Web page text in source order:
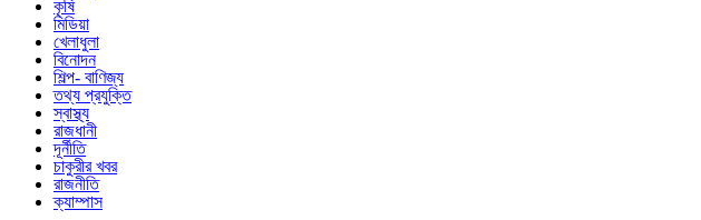
কৃষি
মিডিয়া
খেলাধুলা
বিনোদন
শিল্প- বাণিজ্য
তথ্য প্রযুক্তি
স্বাস্থ্য
রাজধানী
দূর্নীতি
চাকুরীর খবর
রাজনীতি
ক্যাম্পাস